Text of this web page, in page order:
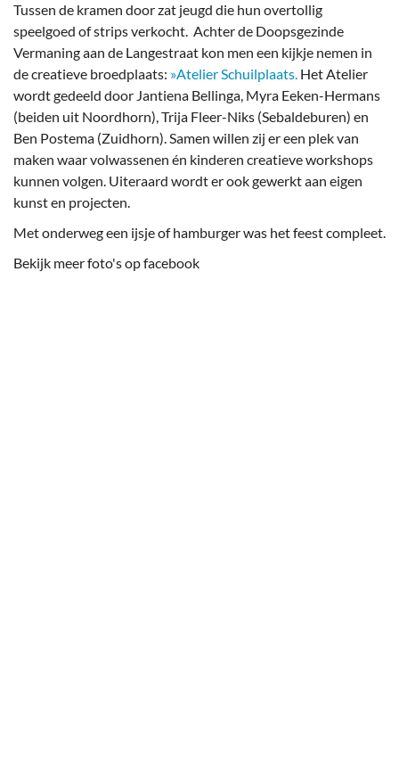
Tussen de kramen door zat jeugd die hun overtollig
speelgoed of strips verkocht. Achter de Doopsgezinde
Vermaning aan de Langestraat kon men een kijkje nemen in
de creatieve broedplaats: »Atelier Schuilplaats. Het Atelier
wordt gedeeld door Jantiena Bellinga, Myra Eeken-Hermans
(beiden uit Noordhorn), Trija Fleer-Niks (Sebaldeburen) en
Ben Postema (Zuidhorn). Samen willen zij er een plek van
maken waar volwassenen én kinderen creatieve workshops
kunnen volgen. Uiteraard wordt er ook gewerkt aan eigen
kunst en projecten.
Met onderweg een ijsje of hamburger was het feest compleet.
Bekijk meer foto's op facebook